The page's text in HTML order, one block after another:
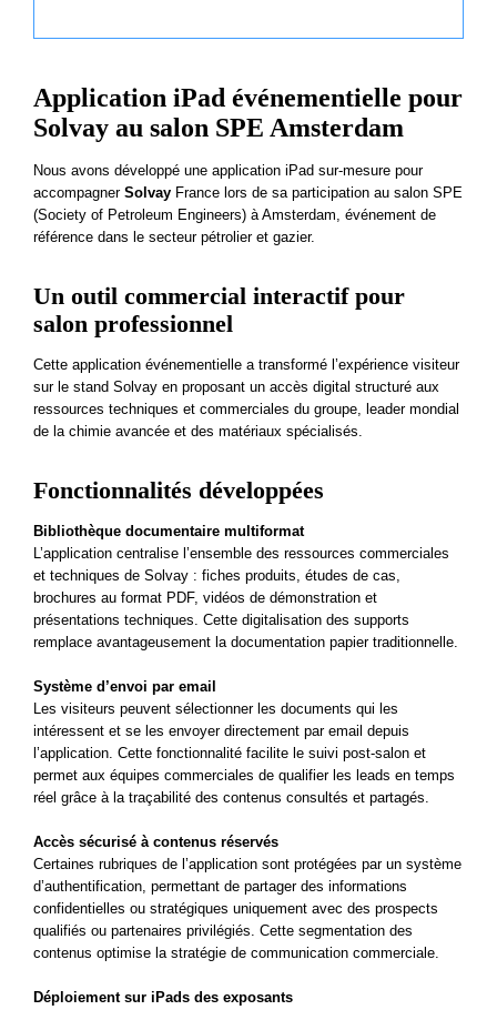
Application iPad événementielle pour
Solvay au salon SPE Amsterdam
Nous avons développé une application iPad sur-mesure pour
accompagnerSolvay France lors de sa participation au salon SPE
(Society of Petroleum Engineers) à Amsterdam, événement de
référence dans le secteur pétrolier et gazier.
Un outil commercial interactif pour
salon professionnel
Cette application événementielle a transformé l’expérience visiteur
sur le stand Solvay en proposant un accès digital structuré aux
ressources techniques et commerciales du groupe, leader mondial
de la chimie avancée et des matériaux spécialisés.
Fonctionnalités développées
Bibliothèque documentaire multiformat
L’application centralise l’ensemble des ressources commerciales
et techniques de Solvay : fiches produits, études de cas,
brochures au format PDF, vidéos de démonstration et
présentations techniques. Cette digitalisation des supports
remplace avantageusement la documentation papier traditionnelle.
Système d’envoi par email
Les visiteurs peuvent sélectionner les documents qui les
intéressent et se les envoyer directement par email depuis
l’application. Cette fonctionnalité facilite le suivi post-salon et
permet aux équipes commerciales de qualifier les leads en temps
réel grâce à la traçabilité des contenus consultés et partagés.
Accès sécurisé à contenus réservés
Certaines rubriques de l’application sont protégées par un système
d’authentification, permettant de partager des informations
confidentielles ou stratégiques uniquement avec des prospects
qualifiés ou partenaires privilégiés. Cette segmentation des
contenus optimise la stratégie de communication commerciale.
Déploiement sur iPads des exposants